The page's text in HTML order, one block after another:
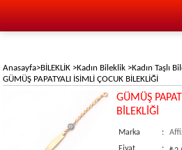
Anasayfa>BİLEKLİK >Kadın Bileklik >Kadın Taşlı
GÜMÜŞ PAPATYALI İSİMLİ ÇOCUK BİLEKLİĞİ
GÜMÜŞ
BİLEKLİĞİ
Marka :